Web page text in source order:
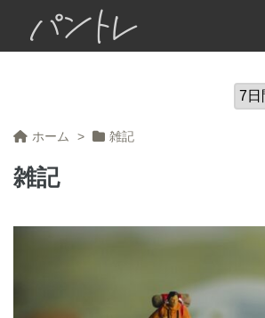
パントレ
ホーム > 雑記
雑記